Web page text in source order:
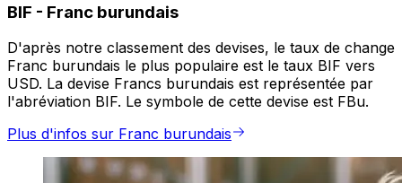
BIF - Franc burundais
D'après notre classement des devises, le taux de change
Franc burundais le plus populaire est le taux BIF vers
USD. La devise Francs burundais est représentée par
l'abréviation BIF. Le symbole de cette devise est FBu.
Plus d'infos sur Franc burundais